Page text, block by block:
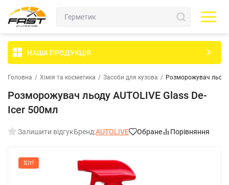
НАША ПРОДУКЦІЯ
Головна / Хімія та косметика / Засоби для кузова / Розморожувач льоду
Розморожувач льоду AUTOLIVE Glass De-
Icer 500мл
Залишити відгукБренд:AUTOLIVE Обране Порівняння
Хіт!